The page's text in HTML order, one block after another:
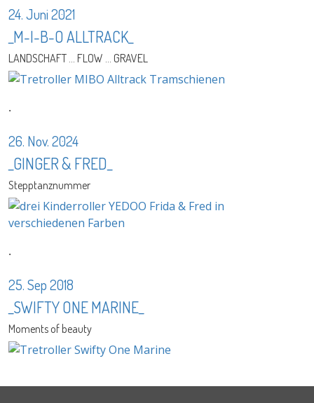
24. Juni 2021
_M-I-B-O ALLTRACK_
LANDSCHAFT ... FLOW ... GRAVEL
.
26. Nov. 2024
_GINGER & FRED_
Stepptanznummer
.
25. Sep 2018
_SWIFTY ONE MARINE_
Moments of beauty